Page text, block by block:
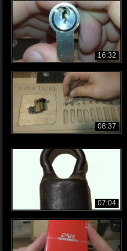
16:32
08:37
07:04